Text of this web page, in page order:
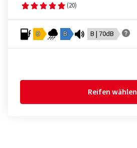
(20)
D B B | 70dB
Reifen wählen